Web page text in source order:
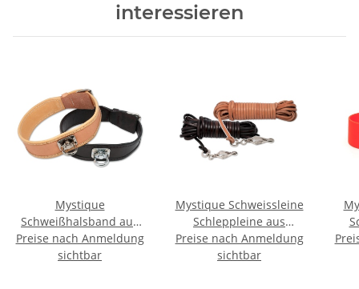
interessieren
Mystique
Schweißhalsband aus
Leder
Preise nach Anmeldung
sichtbar
Mystique Schweissleine
Schleppleine aus
rundem Leder
Preise nach Anmeldung
sichtbar